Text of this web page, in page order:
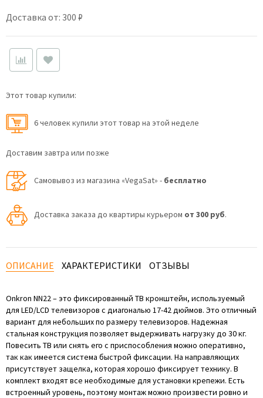
Доставка от: 300 ₽
Этот товар купили:
6 человек купили этот товар на этой неделе
Доставим завтра или позже
Самовывоз из магазина «VegaSat» - бесплатно
Доставка заказа до квартиры курьером от 300 руб.
ОПИСАНИЕ ХАРАКТЕРИСТИКИ ОТЗЫВЫ
Onkron NN22 – это фиксированный ТВ кронштейн, используемый
для LED/LCD телевизоров с диагональю 17-42 дюймов. Это отличный
вариант для небольших по размеру телевизоров. Надежная
стальная конструкция позволяет выдерживать нагрузку до 30 кг.
Повесить ТВ или снять его с приспособления можно оперативно,
так как имеется система быстрой фиксации. На направляющих
присутствует защелка, которая хорошо фиксирует технику. В
комплект входят все необходимые для установки крепежи. Есть
встроенный уровень, поэтому монтаж можно произвести ровно и